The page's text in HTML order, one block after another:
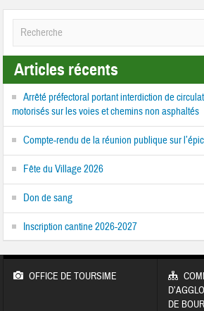
Articles récents
Arrêté préfectoral portant interdiction de
motorisés sur les voies et chemins non asphaltés
Compte-rendu de la réunion publique sur
Fête du Village 2026
Don de sang
Inscription cantine 2026-2027
OFFICE DE TOURSIME
DE